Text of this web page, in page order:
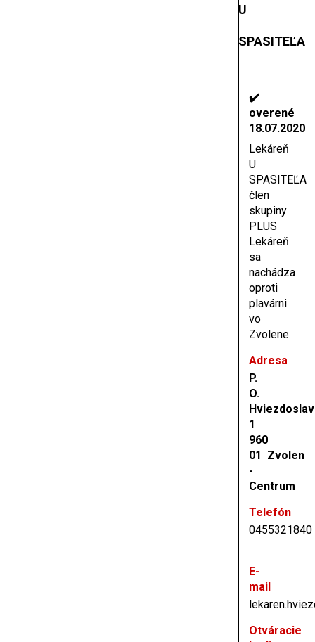
U
SPASITEĽA
✔️
overené
18.07.2020
Lekáreň
U
SPASITEĽA
člen
skupiny
PLUS
Lekáreň
sa
nachádza
oproti
plavárni
vo
Zvolene.
Adresa
P.
O.
1
960
01 Zvolen
-
Centrum
Telefón
0455321840
E-
mail
Otváracie